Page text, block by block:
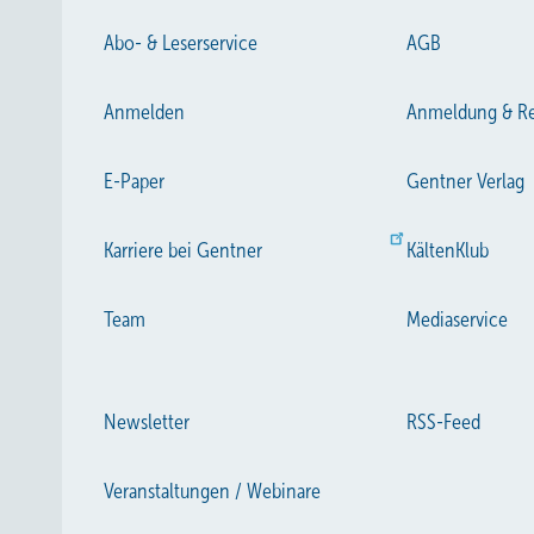
Abo- & Leserservice AGB
Anmelden Anmeldung &
E-Paper Gentner Verlag
Karriere bei Gentner KältenKlub
Team Mediaservice
Newsletter RSS-Feed
Veranstaltungen / Webinare